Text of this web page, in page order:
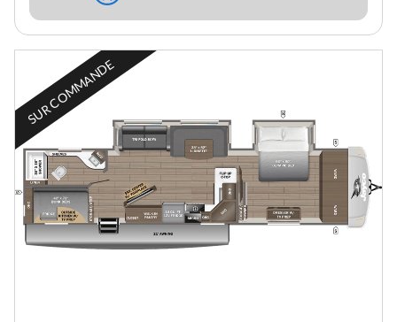
SUR COMMANDE